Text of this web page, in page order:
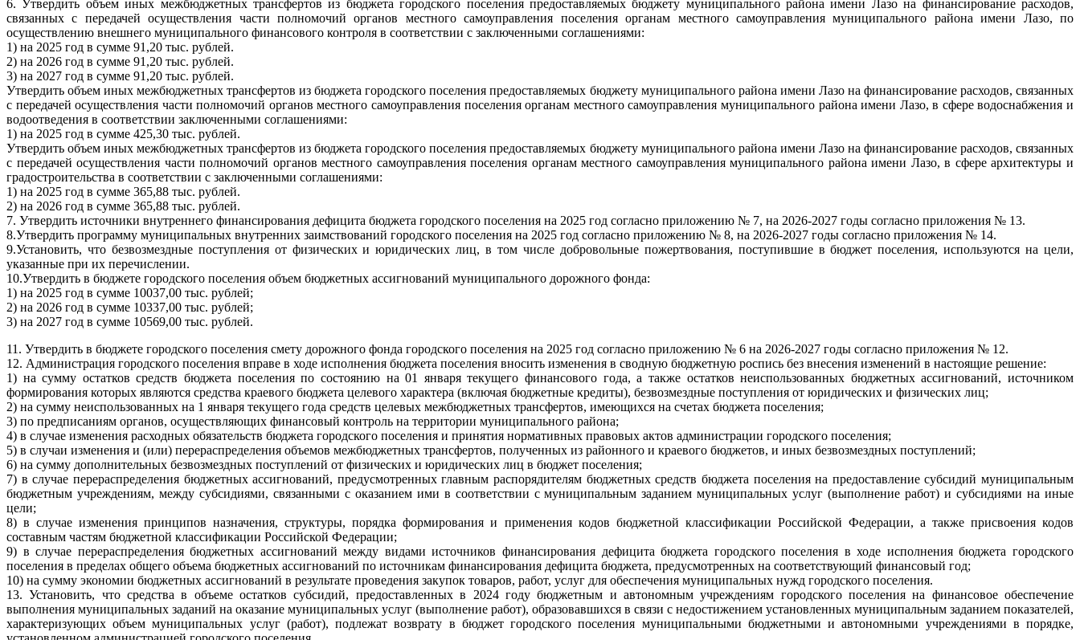
6. Утвердить объем иных межбюджетных трансфертов из бюджета городского поселения предоставляемых бюджету муниципального района имени Лазо на финансирование расходов,
связанных с передачей осуществления части полномочий органов местного самоуправления поселения органам местного самоуправления муниципального района имени Лазо, по
осуществлению внешнего муниципального финансового контроля в соответствии с заключенными соглашениями:
1) на 2025 год в сумме 91,20 тыс. рублей.
2) на 2026 год в сумме 91,20 тыс. рублей.
3) на 2027 год в сумме 91,20 тыс. рублей.
Утвердить объем иных межбюджетных трансфертов из бюджета городского поселения предоставляемых бюджету муниципального района имени Лазо на финансирование расходов, связанных
с передачей осуществления части полномочий органов местного самоуправления поселения органам местного самоуправления муниципального района имени Лазо, в сфере водоснабжения и
водоотведения в соответствии заключенными соглашениями:
1) на 2025 год в сумме 425,30 тыс. рублей.
Утвердить объем иных межбюджетных трансфертов из бюджета городского поселения предоставляемых бюджету муниципального района имени Лазо на финансирование расходов, связанных
с передачей осуществления части полномочий органов местного самоуправления поселения органам местного самоуправления муниципального района имени Лазо, в сфере архитектуры и
градостроительства в соответствии с заключенными соглашениями:
1) на 2025 год в сумме 365,88 тыс. рублей.
2) на 2026 год в сумме 365,88 тыс. рублей.
7. Утвердить источники внутреннего финансирования дефицита бюджета городского поселения на 2025 год согласно приложению № 7, на 2026-2027 годы согласно приложения № 13.
8.Утвердить программу муниципальных внутренних заимствований городского поселения на 2025 год согласно приложению № 8, на 2026-2027 годы согласно приложения № 14.
9.Установить, что безвозмездные поступления от физических и юридических лиц, в том числе добровольные пожертвования, поступившие в бюджет поселения, используются на цели,
указанные при их перечислении.
10.Утвердить в бюджете городского поселения объем бюджетных ассигнований муниципального дорожного фонда:
1) на 2025 год в сумме 10037,00 тыс. рублей;
2) на 2026 год в сумме 10337,00 тыс. рублей;
3) на 2027 год в сумме 10569,00 тыс. рублей.
11. Утвердить в бюджете городского поселения смету дорожного фонда городского поселения на 2025 год согласно приложению № 6 на 2026-2027 годы согласно приложения № 12.
12. Администрация городского поселения вправе в ходе исполнения бюджета поселения вносить изменения в сводную бюджетную роспись без внесения изменений в настоящие решение:
1) на сумму остатков средств бюджета поселения по состоянию на 01 января текущего финансового года, а также остатков неиспользованных бюджетных ассигнований, источником
формирования которых являются средства краевого бюджета целевого характера (включая бюджетные кредиты), безвозмездные поступления от юридических и физических лиц;
2) на сумму неиспользованных на 1 января текущего года средств целевых межбюджетных трансфертов, имеющихся на счетах бюджета поселения;
3) по предписаниям органов, осуществляющих финансовый контроль на территории муниципального района;
4) в случае изменения расходных обязательств бюджета городского поселения и принятия нормативных правовых актов администрации городского поселения;
5) в случаи изменения и (или) перераспределения объемов межбюджетных трансфертов, полученных из районного и краевого бюджетов, и иных безвозмездных поступлений;
6) на сумму дополнительных безвозмездных поступлений от физических и юридических лиц в бюджет поселения;
7) в случае перераспределения бюджетных ассигнований, предусмотренных главным распорядителям бюджетных средств бюджета поселения на предоставление субсидий муниципальным
бюджетным учреждениям, между субсидиями, связанными с оказанием ими в соответствии с муниципальным заданием муниципальных услуг (выполнение работ) и субсидиями на иные
цели;
8) в случае изменения принципов назначения, структуры, порядка формирования и применения кодов бюджетной классификации Российской Федерации, а также присвоения кодов
составным частям бюджетной классификации Российской Федерации;
9) в случае перераспределения бюджетных ассигнований между видами источников финансирования дефицита бюджета городского поселения в ходе исполнения бюджета городского
поселения в пределах общего объема бюджетных ассигнований по источникам финансирования дефицита бюджета, предусмотренных на соответствующий финансовый год;
10) на сумму экономии бюджетных ассигнований в результате проведения закупок товаров, работ, услуг для обеспечения муниципальных нужд городского поселения.
13. Установить, что средства в объеме остатков субсидий, предоставленных в 2024 году бюджетным и автономным учреждениям городского поселения на финансовое обеспечение
выполнения муниципальных заданий на оказание муниципальных услуг (выполнение работ), образовавшихся в связи с недостижением установленных муниципальным заданием показателей,
характеризующих объем муниципальных услуг (работ), подлежат возврату в бюджет городского поселения муниципальными бюджетными и автономными учреждениями в порядке,